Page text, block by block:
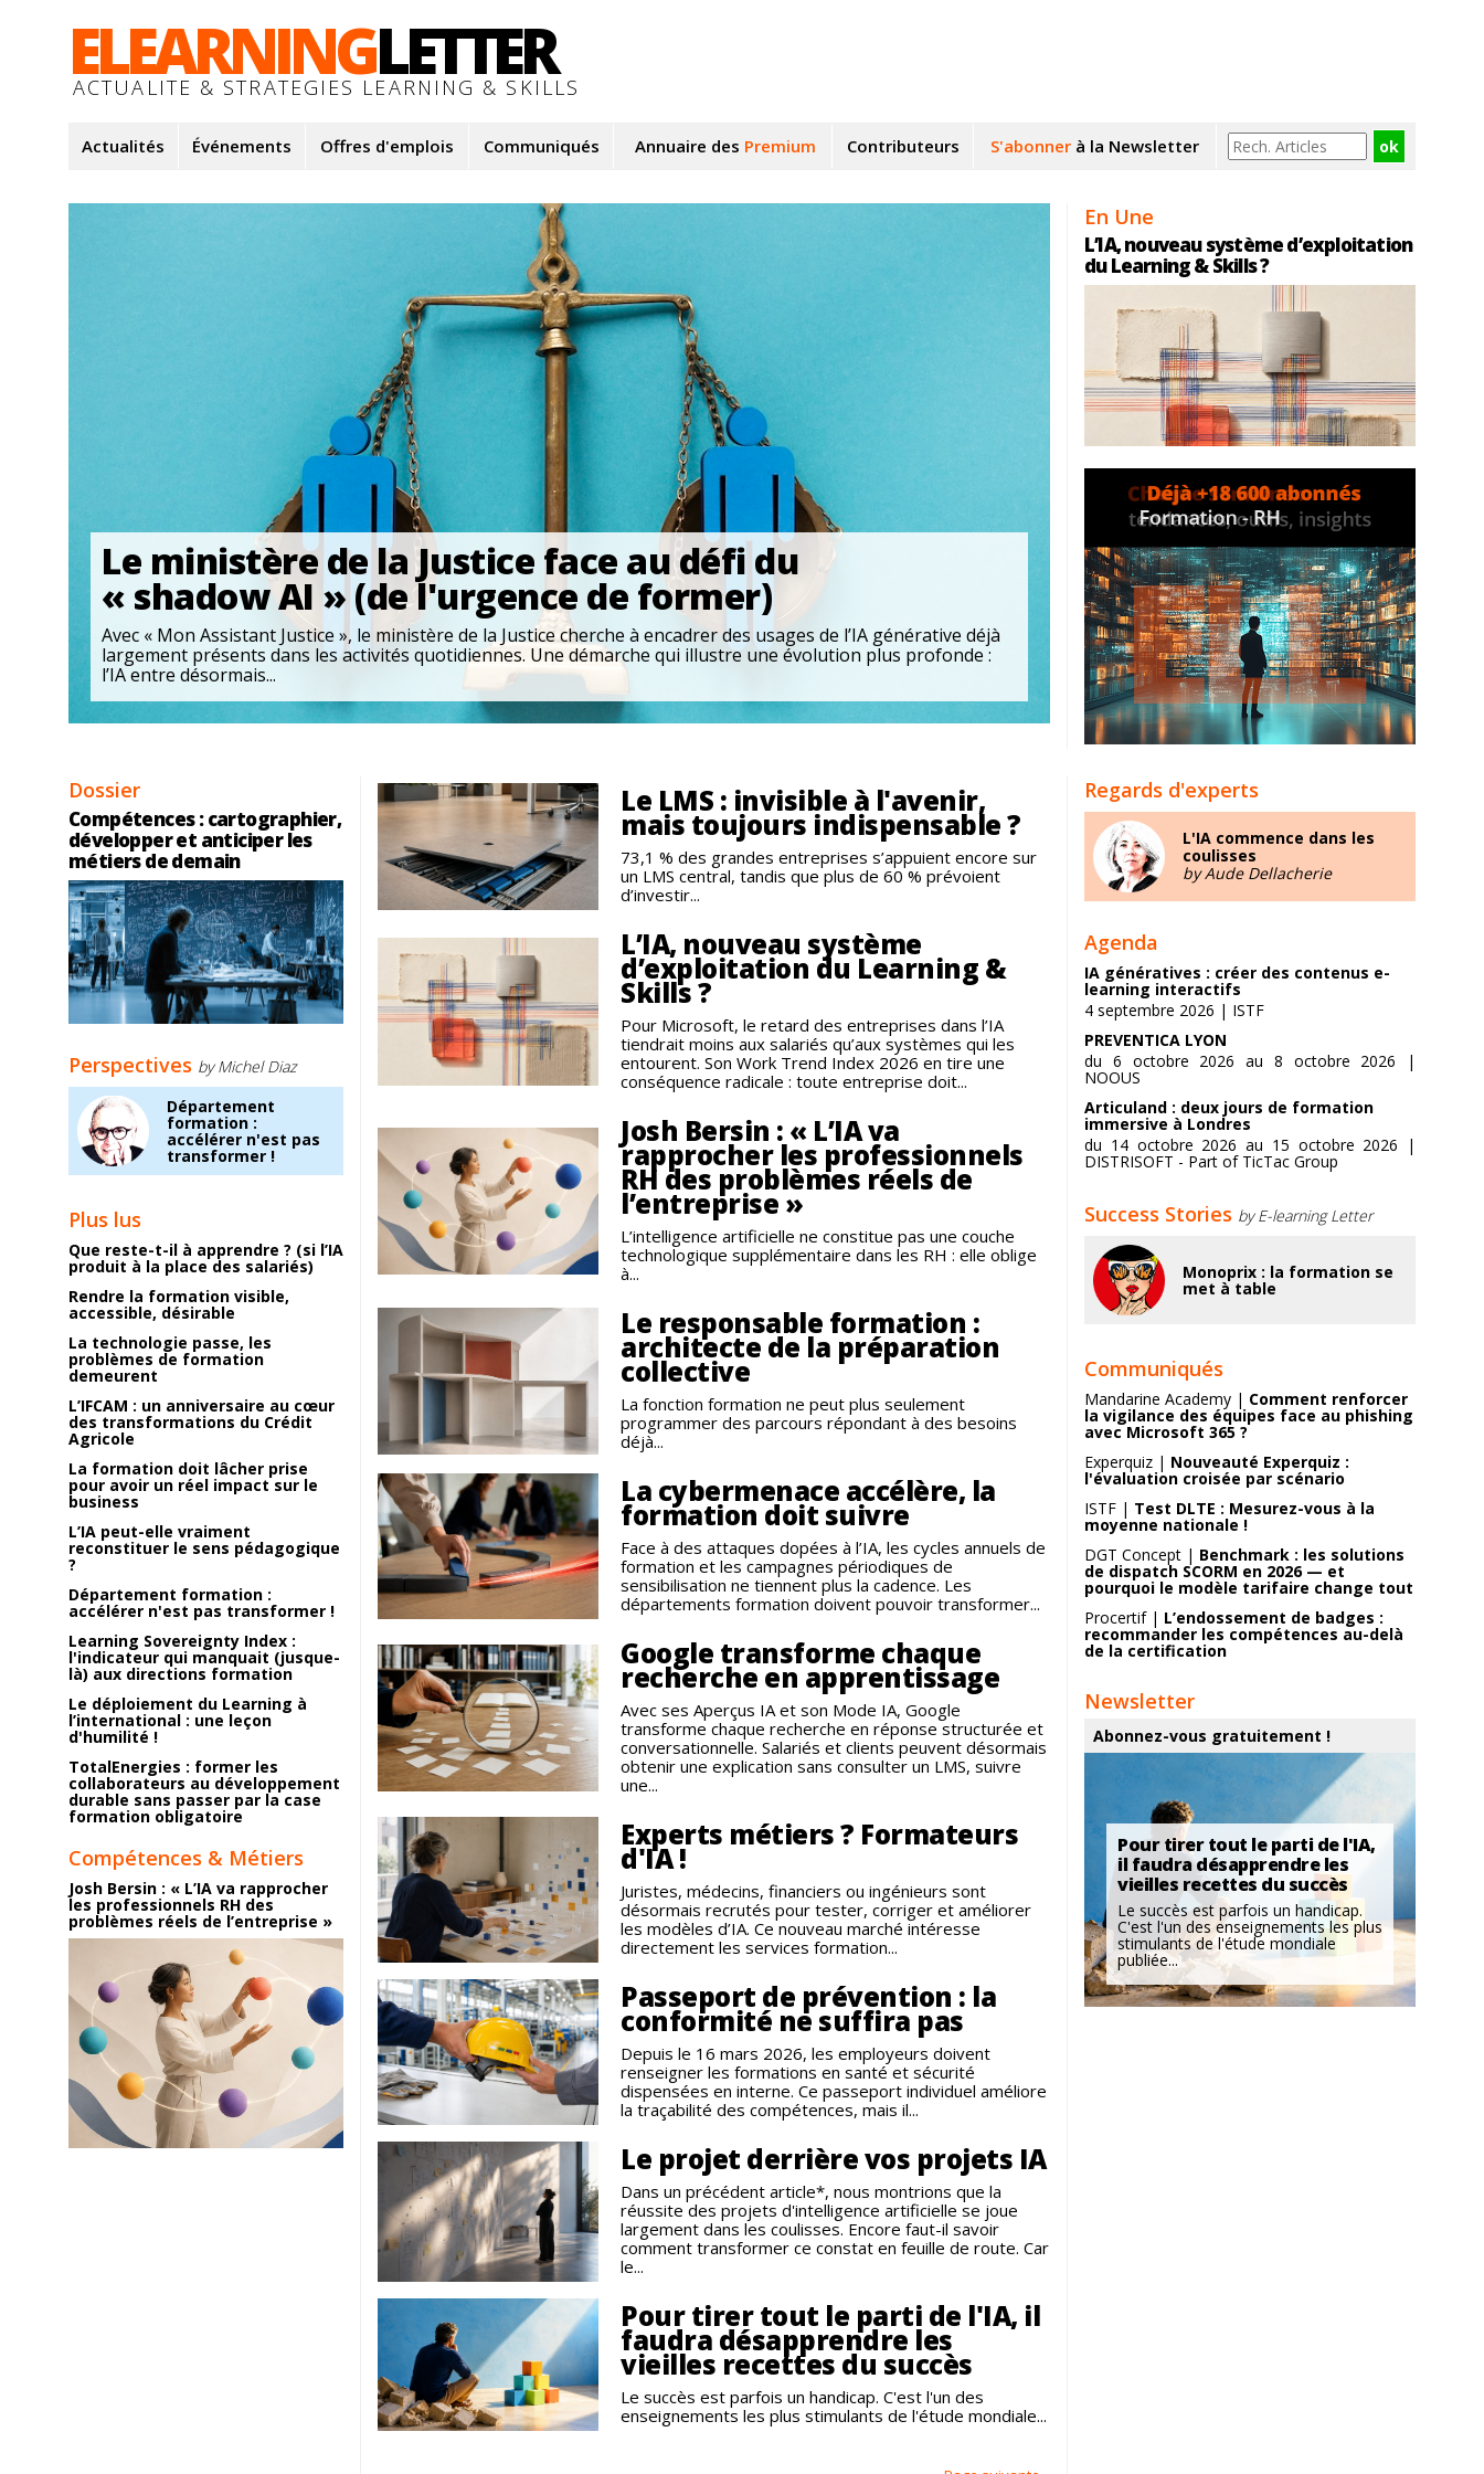
ELEARNINGLETTER
ACTUALITE & STRATEGIES LEARNING & SKILLS
Actualités Événements Offres d'emplois Communiqués Annuaire des Premium Contributeurs S'abonner à la Newsletter
Le ministère de la Justice face au défi du
« shadow AI » (de l'urgence de former)
Avec « Mon Assistant Justice », le ministère de la Justice cherche à encadrer des usages de l’IA générative déjà
largement présents dans les activités quotidiennes. Une démarche qui illustre une évolution plus profonde :
l’IA entre désormais...
En Une
L’IA, nouveau système d’exploitation
du Learning & Skills ?
Dossier
Compétences : cartographier,
développer et anticiper les
métiers de demain
Perspectives by Michel Diaz
Département
formation :
accélérer n'est pas
transformer !
Plus lus
Que reste-t-il à apprendre ? (si l’IA
produit à la place des salariés)
Rendre la formation visible,
accessible, désirable
La technologie passe, les
problèmes de formation
demeurent
L’IFCAM : un anniversaire au cœur
des transformations du Crédit
Agricole
La formation doit lâcher prise
pour avoir un réel impact sur le
business
L’IA peut-elle vraiment
reconstituer le sens pédagogique
?
Département formation :
accélérer n'est pas transformer !
Learning Sovereignty Index :
l'indicateur qui manquait (jusque-
là) aux directions formation
Le déploiement du Learning à
l’international : une leçon
d'humilité !
TotalEnergies : former les
collaborateurs au développement
durable sans passer par la case
formation obligatoire
Compétences & Métiers
Josh Bersin : « L’IA va rapprocher
les professionnels RH des
problèmes réels de l’entreprise »
Le LMS : invisible à l'avenir,
mais toujours indispensable ?
73,1 % des grandes entreprises s’appuient encore sur
un LMS central, tandis que plus de 60 % prévoient
d’investir...
L’IA, nouveau système
d’exploitation du Learning &
Skills ?
Pour Microsoft, le retard des entreprises dans l’IA
tiendrait moins aux salariés qu’aux systèmes qui les
entourent. Son Work Trend Index 2026 en tire une
conséquence radicale : toute entreprise doit...
Josh Bersin : « L’IA va
rapprocher les professionnels
RH des problèmes réels de
l’entreprise »
L’intelligence artificielle ne constitue pas une couche
technologique supplémentaire dans les RH : elle oblige
à...
Le responsable formation :
architecte de la préparation
collective
La fonction formation ne peut plus seulement
programmer des parcours répondant à des besoins
déjà...
La cybermenace accélère, la
formation doit suivre
Face à des attaques dopées à l’IA, les cycles annuels de
formation et les campagnes périodiques de
sensibilisation ne tiennent plus la cadence. Les
départements formation doivent pouvoir transformer...
Google transforme chaque
recherche en apprentissage
Avec ses Aperçus IA et son Mode IA, Google
transforme chaque recherche en réponse structurée et
conversationnelle. Salariés et clients peuvent désormais
obtenir une explication sans consulter un LMS, suivre
une...
Experts métiers ? Formateurs
d'IA !
Juristes, médecins, financiers ou ingénieurs sont
désormais recrutés pour tester, corriger et améliorer
les modèles d’IA. Ce nouveau marché intéresse
directement les services formation...
Passeport de prévention : la
conformité ne suffira pas
Depuis le 16 mars 2026, les employeurs doivent
renseigner les formations en santé et sécurité
dispensées en interne. Ce passeport individuel améliore
la traçabilité des compétences, mais il...
Le projet derrière vos projets IA
Dans un précédent article*, nous montrions que la
réussite des projets d'intelligence artificielle se joue
largement dans les coulisses. Encore faut-il savoir
comment transformer ce constat en feuille de route. Car
le...
Pour tirer tout le parti de l'IA, il
faudra désapprendre les
vieilles recettes du succès
Le succès est parfois un handicap. C'est l'un des
enseignements les plus stimulants de l'étude mondiale...
Regards d'experts
L'IA commence dans les
coulisses
by Aude Dellacherie
Agenda
IA génératives : créer des contenus e-
learning interactifs
4 septembre 2026 | ISTF
PREVENTICA LYON
du 6 octobre 2026 au 8 octobre 2026 |
NOOUS
Articuland : deux jours de formation
immersive à Londres
du 14 octobre 2026 au 15 octobre 2026 |
DISTRISOFT - Part of TicTac Group
Success Stories by E-learning Letter
Monoprix : la formation se
met à table
Communiqués
Mandarine Academy | Comment renforcer
la vigilance des équipes face au phishing
avec Microsoft 365 ?
Experquiz | Nouveauté Experquiz :
l'évaluation croisée par scénario
ISTF | Test DLTE : Mesurez-vous à la
moyenne nationale !
DGT Concept | Benchmark : les solutions
de dispatch SCORM en 2026 — et
pourquoi le modèle tarifaire change tout
Procertif | L’endossement de badges :
recommander les compétences au-delà
de la certification
Newsletter
Abonnez-vous gratuitement !
Pour tirer tout le parti de l'IA,
il faudra désapprendre les
vieilles recettes du succès
Le succès est parfois un handicap.
C'est l'un des enseignements les plus
stimulants de l'étude mondiale
publiée...